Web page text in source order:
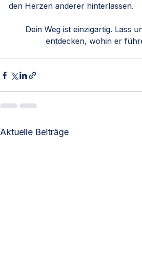
den Herzen anderer hinterlassen.
Dein Weg ist einzigartig. Lass
entdecken, wohin er
Aktuelle Beiträge